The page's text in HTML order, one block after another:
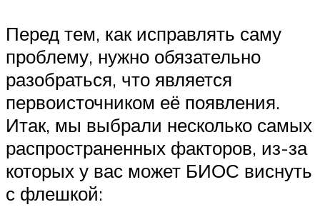
Перед тем, как исправлять саму
проблему, нужно обязательно
разобраться, что является
первоисточником её появления.
Итак, мы выбрали несколько самых
распространенных факторов, из-за
которых у вас может БИОС виснуть
с флешкой: